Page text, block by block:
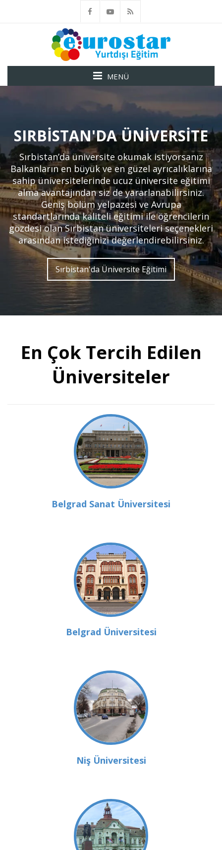
MENÜ
SIRBISTAN'DA ÜNIVERSITE
Sırbistan’da üniversite okumak istiyorsanız
Balkanların en büyük ve en güzel ayrıcalıklarına
sahip üniversitelerinde ucuz üniversite eğitimi
alma avantajından siz de yararlanabilirsiniz.
Geniş bölüm yelpazesi ve Avrupa
standartlarında kaliteli eğitimi ile öğrencilerin
gözdesi olan Sırbistan üniversiteleri seçenekleri
arasından istediğinizi değerlendirebilirsiniz.
Sırbistan'da Üniversite Eğitimi
En Çok Tercih Edilen
Üniversiteler
Belgrad Sanat Üniversitesi
Belgrad Üniversitesi
Niş Üniversitesi